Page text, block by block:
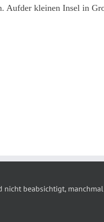
Aufder kleinen Insel in
nicht beabsichtigt,